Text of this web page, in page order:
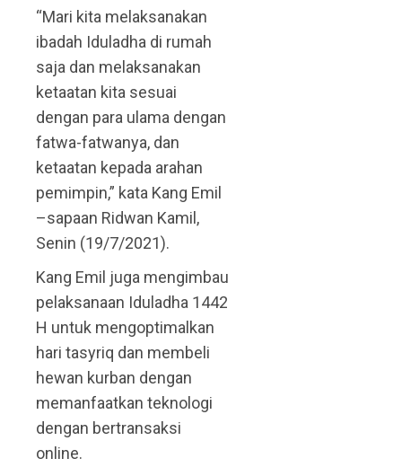
“Mari kita melaksanakan
ibadah Iduladha di rumah
saja dan melaksanakan
ketaatan kita sesuai
dengan para ulama dengan
fatwa-fatwanya, dan
ketaatan kepada arahan
pemimpin,” kata Kang Emil
–sapaan Ridwan Kamil,
Senin (19/7/2021).
Kang Emil juga mengimbau
pelaksanaan Iduladha 1442
H untuk mengoptimalkan
hari tasyriq dan membeli
hewan kurban dengan
memanfaatkan teknologi
dengan bertransaksi
online.